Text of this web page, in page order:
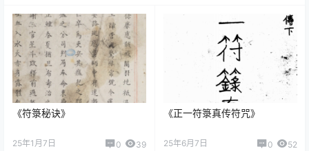
《符箓秘诀》
25年1月7日 0 39
《正一符箓真传符咒》
25年6月7日 0 52